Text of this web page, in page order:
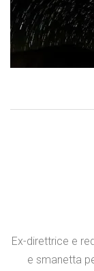
Ex-direttrice e
e smanetta